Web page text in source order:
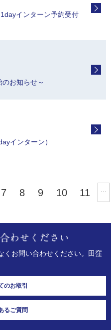
インターン予約受付
お知らせ～
インターン）
7 8 9 10 11
お問い合わせください。
田窪
のお取引
るご質問